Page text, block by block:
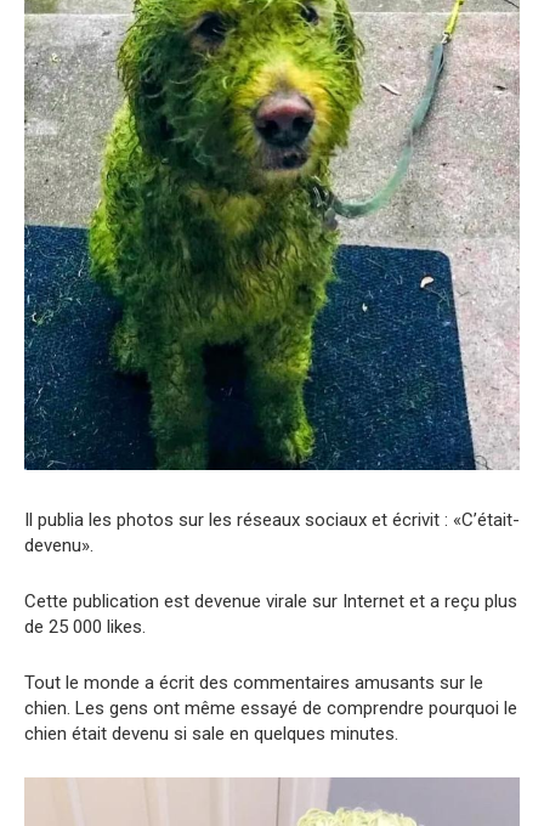
Il publia les photos sur les réseaux sociaux et écrivit : «C’était-
devenu».
Cette publication est devenue virale sur Internet et a reçu plus
de 25 000 likes.
Tout le monde a écrit des commentaires amusants sur le
chien. Les gens ont même essayé de comprendre pourquoi le
chien était devenu si sale en quelques minutes.